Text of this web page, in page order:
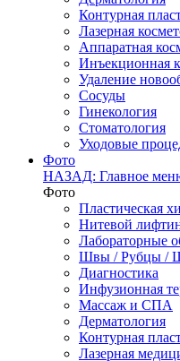
Контурная
Лазерная
Аппаратная
Инъекционная
Удаление
Сосуды
Гинекология
Стоматология
Уходовые
Фото
НАЗАД: Главное
Фото
Пластическая
Нитевой
Лабораторные
Швы / Рубцы /
Диагностика
Инфузионная
Массаж и СПА
Дерматология
Контурная
Лазерная